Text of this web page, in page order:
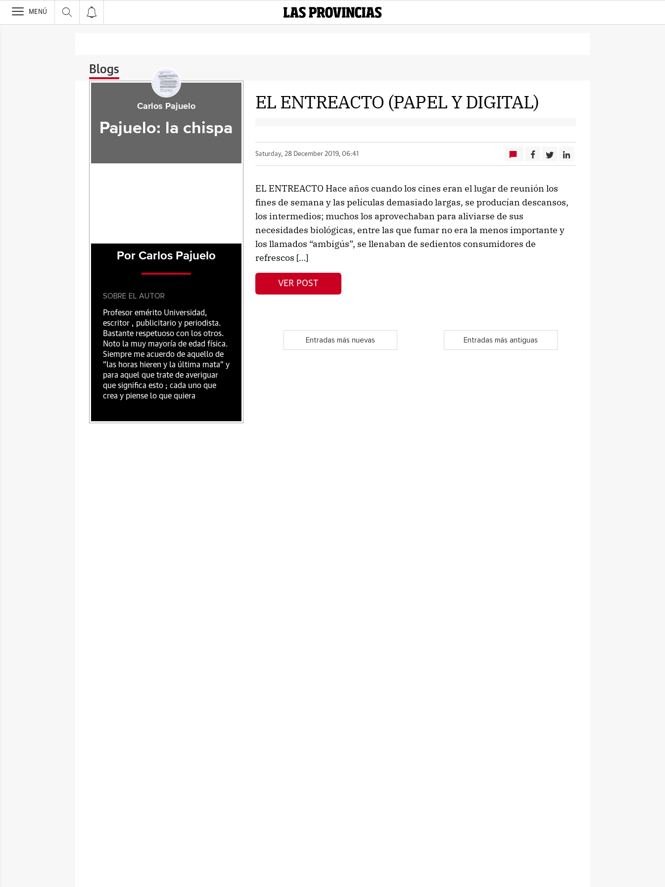
>
MENÚ
Blogs
EL ENTREACTO (PAPEL Y DIGITAL)
Saturday, 28 December 2019, 06:41
EL ENTREACTO Hace años cuando los cines eran el lugar de reunión los
fines de semana y las películas demasiado largas, se producían descansos,
los intermedios; muchos los aprovechaban para aliviarse de sus
necesidades biológicas, entre las que fumar no era la menos importante y
los llamados “ambigús”, se llenaban de sedientos consumidores de
refrescos […]
VER POST
Entradas más nuevas Entradas más antiguas
Carlos Pajuelo
Pajuelo: la chispa
Por Carlos Pajuelo
SOBRE EL AUTOR
Profesor emérito Universidad,
escritor , publicitario y periodista.
Bastante respetuoso con los otros.
Noto la muy mayoría de edad física.
Siempre me acuerdo de aquello de
"las horas hieren y la última mata" y
para aquel que trate de averiguar
que significa esto ; cada uno que
crea y piense lo que quiera